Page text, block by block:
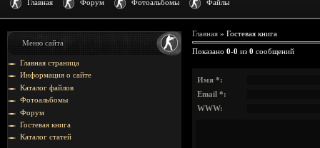
Главная Форум Фотоальбомы Файлы
Меню сайта
Главная страница
Информация о сайте
Каталог файлов
Фотоальбомы
Форум
Гостевая книга
Каталог статей
Главная » Гостевая книга
Показано 0-0 из 0 сообщений
Имя *:
Email *:
WWW: